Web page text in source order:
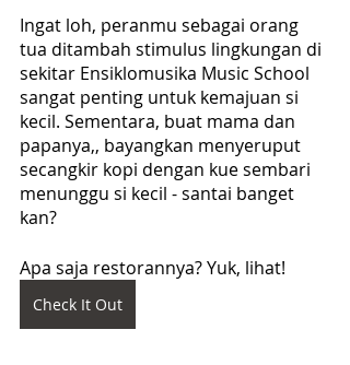
Ingat loh, peranmu sebagai orang
tua ditambah stimulus lingkungan di
sekitar Ensiklomusika Music School
sangat penting untuk kemajuan si
kecil. Sementara, buat mama dan
papanya,, bayangkan menyeruput
secangkir kopi dengan kue sembari
menunggu si kecil - santai banget
kan?
Apa saja restorannya? Yuk, lihat!
Check It Out